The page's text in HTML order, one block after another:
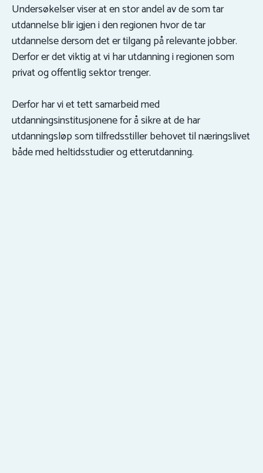
Undersøkelser viser at en stor andel av de som tar
utdannelse blir igjen i den regionen hvor de tar
utdannelse dersom det er tilgang på relevante jobber.
Derfor er det viktig at vi har utdanning i regionen som
privat og offentlig sektor trenger.
Derfor har vi et tett samarbeid med
utdanningsinstitusjonene for å sikre at de har
utdanningsløp som tilfredsstiller behovet til næringslivet
både med heltidsstudier og etterutdanning.